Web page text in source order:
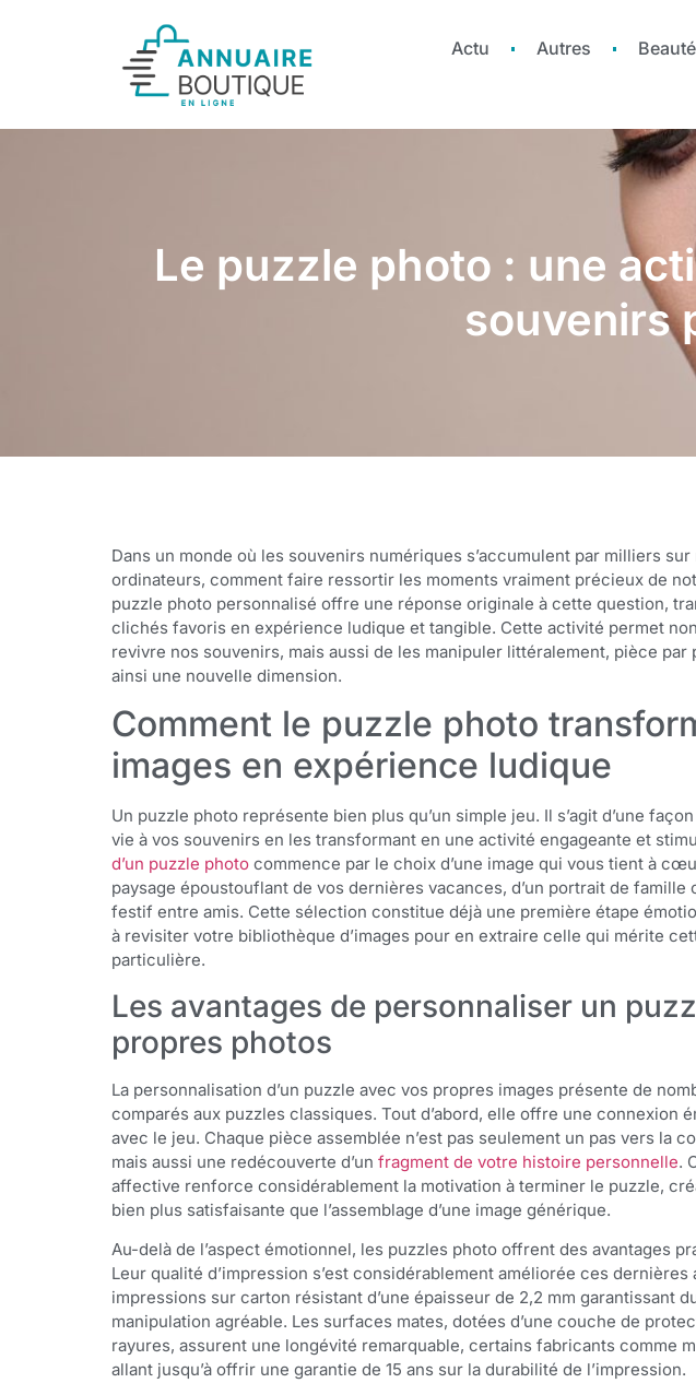
Actu Autres
Le puzzle photo : une
souvenirs
Dans un monde où les souvenirs numériques s’accumulent par milliers
ordinateurs, comment faire ressortir les moments vraiment précieux de
puzzle photo personnalisé offre une réponse originale à cette question,
clichés favoris en expérience ludique et tangible. Cette activité permet
revivre nos souvenirs, mais aussi de les manipuler littéralement, pièce par
ainsi une nouvelle dimension.
Comment le puzzle photo
images en expérience ludique
Un puzzle photo représente bien plus qu’un simple jeu. Il s’agit d’une
vie à vos souvenirs en les transformant en une activité engageante et
d’un puzzle photo commence par le choix d’une image qui vous tient à
paysage époustouflant de vos dernières vacances, d’un portrait de famille
festif entre amis. Cette sélection constitue déjà une première étape
à revisiter votre bibliothèque d’images pour en extraire celle qui mérite
particulière.
Les avantages de personnaliser un
propres photos
La personnalisation d’un puzzle avec vos propres images présente de
comparés aux puzzles classiques. Tout d’abord, elle offre une connexion
avec le jeu. Chaque pièce assemblée n’est pas seulement un pas vers la
mais aussi une redécouverte d’un fragment de votre histoire personnelle.
affective renforce considérablement la motivation à terminer le puzzle,
bien plus satisfaisante que l’assemblage d’une image générique.
Au-delà de l’aspect émotionnel, les puzzles photo offrent des avantages
Leur qualité d’impression s’est considérablement améliorée ces dernières
impressions sur carton résistant d’une épaisseur de 2,2 mm garantissant
manipulation agréable. Les surfaces mates, dotées d’une couche de
rayures, assurent une longévité remarquable, certains fabricants comme
allant jusqu’à offrir une garantie de 15 ans sur la durabilité de l’impression.